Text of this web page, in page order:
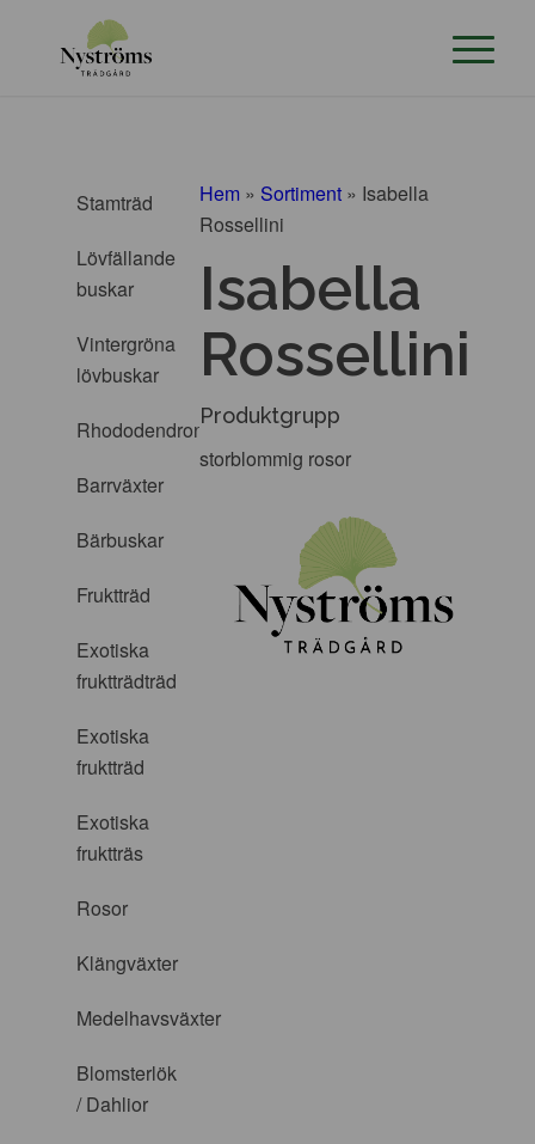
Stamträd
Lövfällande
buskar
Vintergröna
lövbuskar
Rhododendron
Barrväxter
Bärbuskar
Fruktträd
Exotiska
fruktträdträd
Exotiska
fruktträd
Exotiska
fruktträs
Rosor
Klängväxter
Medelhavsväxter
Blomsterlök
/ Dahlior
Hem » Sortiment » Isabella
Rossellini
Isabella
Rossellini
Produktgrupp
storblommig rosor